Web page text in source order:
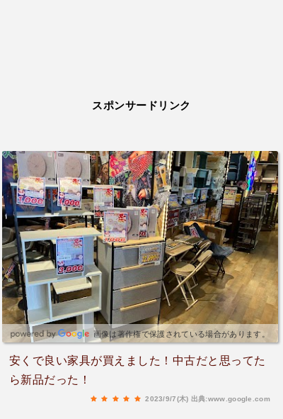
スポンサードリンク
画像は著作権で保護されている場合があります。
安くで良い家具が買えました！中古だと思ってた
ら新品だった！
2023/9/7(木) 出典:www.google.com